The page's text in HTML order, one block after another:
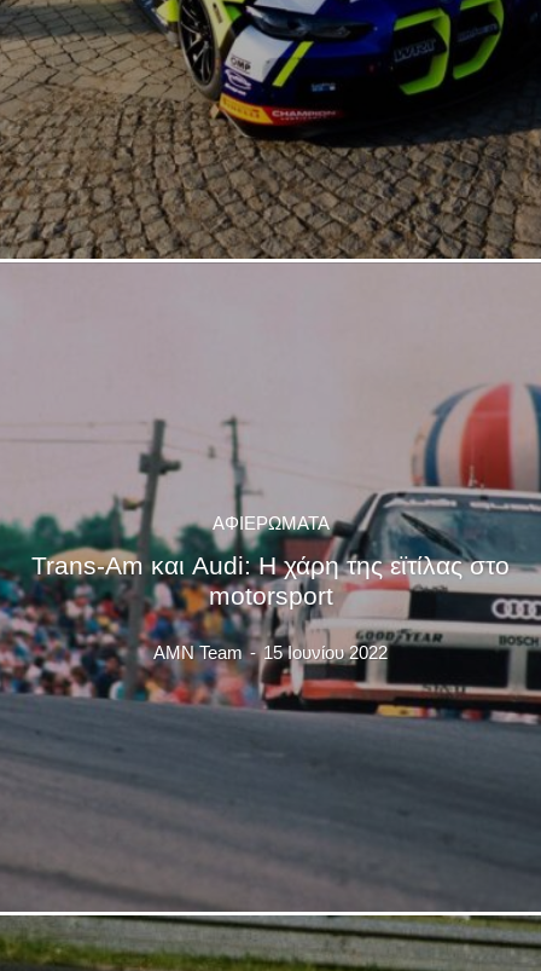
ΑΦΙΕΡΩΜΑΤΑ
Trans-Am και Audi: Η χάρη της εϊτίλας στο
motorsport
AMN Team - 15 Ιουνίου 2022